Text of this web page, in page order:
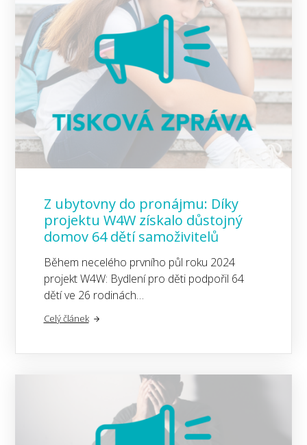
Z ubytovny do pronájmu: Díky
projektu W4W získalo důstojný
domov 64 dětí samoživitelů
Během necelého prvního půl roku 2024
projekt W4W: Bydlení pro děti podpořil 64
dětí ve 26 rodinách…
Celý článek